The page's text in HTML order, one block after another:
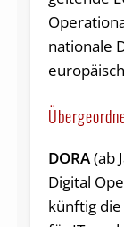
nationale
DORA(ab
Digital
künftig